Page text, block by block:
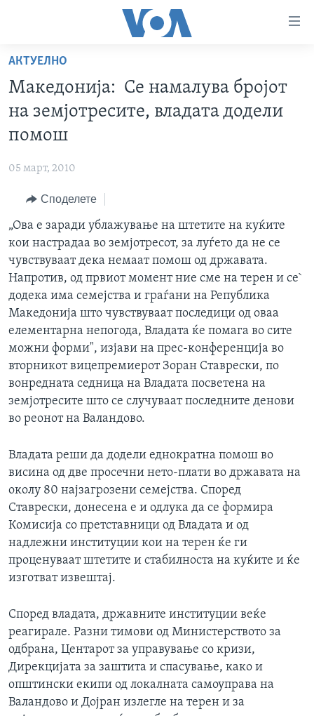
пристапност
Премини
на
главната
содржина
до
навигација
Пребарувај
РУБРИКИ
СВЕТ
ЕКОНОМИЈА
ПОЛИТИКА
ЗДРАВЈЕ
НАУКА
УМЕТНОСТ И ЗАБАВА
ИНТЕРВЈУА
ФОТОГАЛЕРИИ
АРХИВИРАНА ПРОГРАМА
NEWSFLASH - АРХИВА
ВЕСТИ ОД САД ВО МИНУТА - АРХИВА
ИЗБОРИ ВО САД 2020 - АРХИВА
ЗА НАС
Learning English
НАКУСО...
Јазици
АКТУЕЛНО
Македонија: Се намалува бројот
на земјотресите, владата додели
помош
05 март, 2010
Споделете
„Ова е заради ублажување на штетите на куќите
кои настрадаа во земјотресот, за луѓето да не се
чувствуваат дека немаат помош од државата.
Напротив, од првиот момент ние сме на терен и се`
додека има семејства и граѓани на Република
Македонија што чувствуваат последици од оваа
елементарна непогода, Владата ќе помага во сите
можни форми", изјави на прес-конференција во
вторникот вицепремиерот Зоран Ставрески, по
вонредната седница на Владата посветена на
земјотресите што се случуваат последните денови
во реонот на Валандово.
Владата реши да додели еднократна помош во
висина од две просечни нето-плати во државата на
околу 80 најзагрозени семејства. Според
Ставрески, донесена е и одлука да се формира
Комисија со претставници од Владата и од
надлежни институции кои на терен ќе ги
проценуваат штетите и стабилноста на куќите и ќе
изготват извештај.
Според владата, државните институции веќе
реагирале. Разни тимови од Министерството за
одбрана, Центарот за управување со кризи,
Дирекцијата за заштита и спасување, како и
општински екипи од локалната самоуправа на
Валандово и Дојран излегле на терен и за